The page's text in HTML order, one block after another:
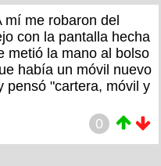
me robaron del
con la pantalla hecha
metió la mano al bolso
había un móvil nuevo
pensó "cartera, móvil y
0